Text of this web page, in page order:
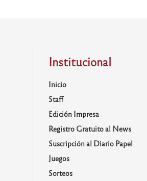
Institucional
Inicio
Staff
Edición Impresa
Registro Gratuito al News
Suscripción al Diario Papel
Juegos
Sorteos